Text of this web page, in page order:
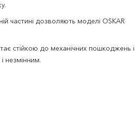
частині дозволяють моделі OSKAR
стійкою до механічних пошкоджень і
незмінним.